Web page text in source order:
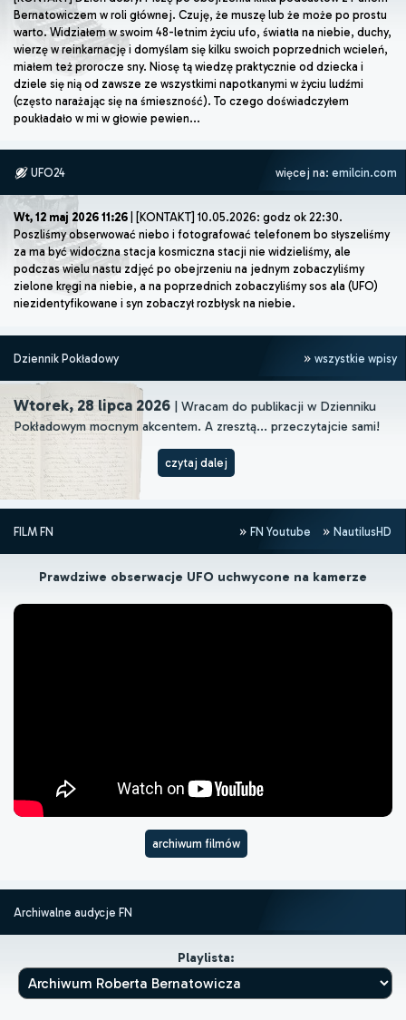
Bernatowiczem w roli głównej. Czuję, że muszę lub że może po prostu
warto. Widziałem w swoim 48-letnim życiu ufo, światła na niebie, duchy,
wierzę w reinkarnację i domyślam się kilku swoich poprzednich wcieleń,
miałem też prorocze sny. Niosę tą wiedzę praktycznie od dziecka i
dziele się nią od zawsze ze wszystkimi napotkanymi w życiu ludźmi
(często narażając się na śmieszność). To czego doświadczyłem
poukładało w mi w głowie pewien...
UFO24 więcej na: emilcin.com
Wt, 12 maj 2026 11:26 | [KONTAKT] 10.05.2026: godz ok 22:30.
Poszliśmy obserwować niebo i fotografować telefonem bo słyszeliśmy
za ma być widoczna stacja kosmiczna stacji nie widzieliśmy, ale
podczas wielu nastu zdjęć po obejrzeniu na jednym zobaczyliśmy
zielone kręgi na niebie, a na poprzednich zobaczyliśmy sos ala (UFO)
niezidentyfikowane i syn zobaczył rozbłysk na niebie.
Dziennik Pokładowy wszystkie wpisy
Wtorek, 28 lipca 2026 | Wracam do publikacji w Dzienniku
Pokładowym mocnym akcentem. A zresztą... przeczytajcie sami!
czytaj dalej
FILM FN FN Youtube NautilusHD
Prawdziwe obserwacje UFO uchwycone na kamerze
archiwum filmów
Archiwalne audycje FN
Playlista: